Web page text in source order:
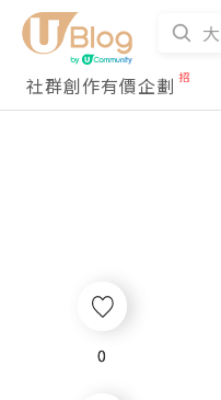
社群創作有價企劃
0
0